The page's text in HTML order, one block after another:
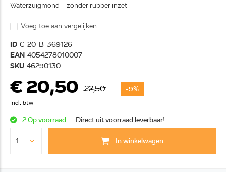
Waterzuigmond - zonder rubber inzet
Voeg toe aan vergelijken
ID C-20-B-369126
EAN 4054278010007
SKU 46290130
€ 20,50 22,50 -9%
Incl. btw
2 Op voorraad Direct uit voorraad leverbaar!
In winkelwagen